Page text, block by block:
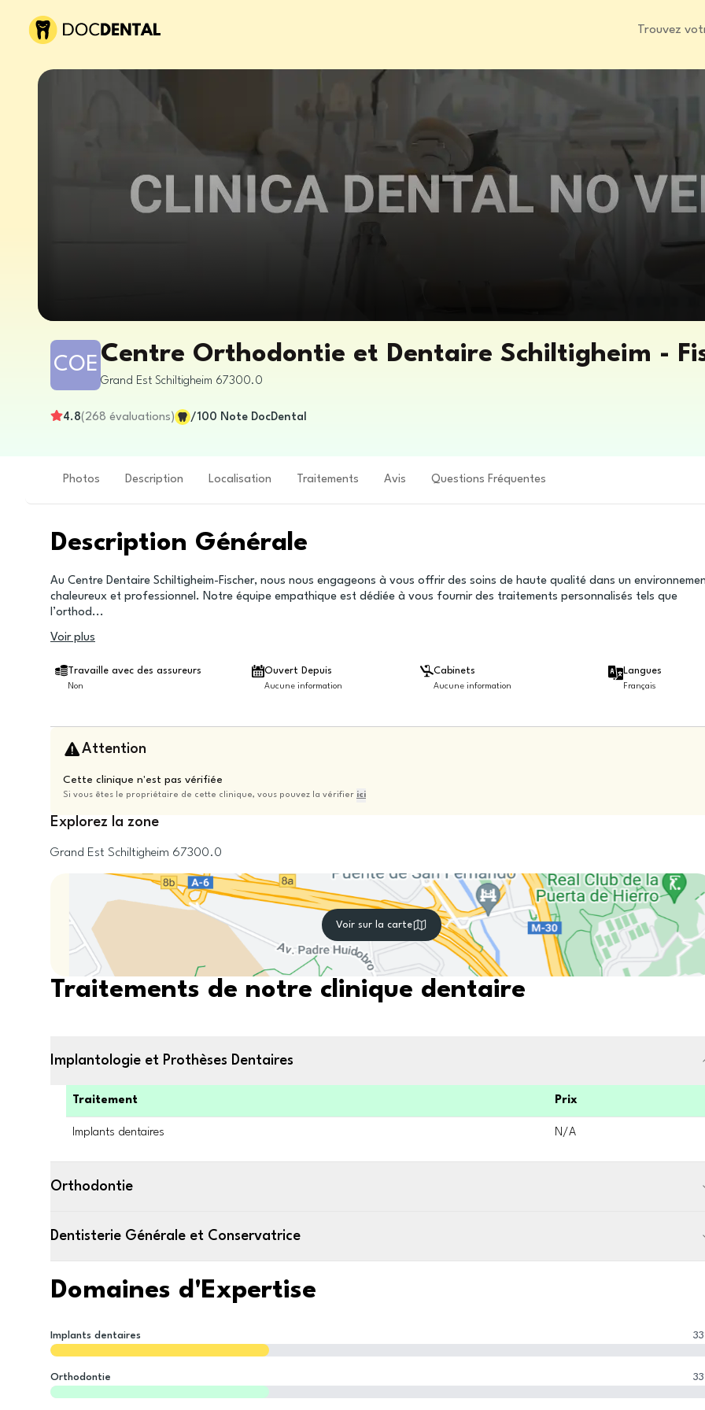
Trouvez
COE Centre Orthodontie et Dentaire Schiltigheim -
Grand Est Schiltigheim 67300.0
4.8( 268 évaluations) /100 Note DocDental
Photos Description Localisation Traitements Avis Questions Fréquentes
Description Générale
Au Centre Dentaire Schiltigheim-Fischer, nous nous engageons à vous offrir des soins de haute qualité dans un
chaleureux et professionnel. Notre équipe empathique est dédiée à vous fournir des traitements personnalisés tels que
l’orthod...
Voir plus
Travaille avec des assureurs
Non
Ouvert Depuis
Aucune information
Cabinets
Aucune information
Langues
Français
Attention
Cette clinique n'est pas vérifiée
Si vous êtes le propriétaire de cette clinique, vous pouvez la vérifier ici
Explorez la zone
Grand Est Schiltigheim 67300.0
Voir sur la carte
Traitements de notre clinique dentaire
Implantologie et Prothèses Dentaires
Traitement Prix
Implants dentaires N/A
Orthodontie
Dentisterie Générale et Conservatrice
Domaines d'Expertise
Implants dentaires 33
Orthodontie 33